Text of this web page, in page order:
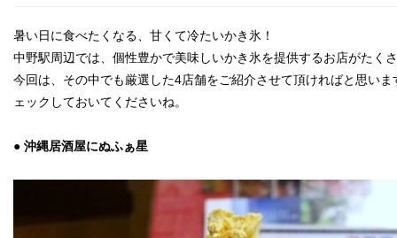
暑い日に食べたくなる、甘くて冷たいかき氷！
中野駅周辺では、個性豊かで美味しいかき氷を提供するお店がたく
今回は、その中でも厳選した4店舗をご紹介させて頂ければと思い
ェックしておいてくださいね。
● 沖縄居酒屋にぬふぁ星